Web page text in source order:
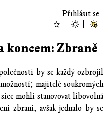
Přihlásit se
koncem: Zbraně
by se každý ozbrojil
majitelé soukromých
mohli stanovovat libovolná
zbraní, avšak jednalo by se